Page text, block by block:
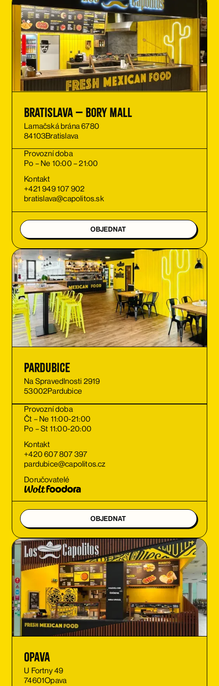
Bratislava – Bory Mall
Lamačská brána 6780
84103Bratislava
Provozní doba
Po – Ne 10:00 – 21:00
Kontakt
+421 949 107 902
bratislava@capolitos.sk
OBJEDNAT
Pardubice
Na Spravedlnosti 2919
53002Pardubice
Provozní doba
Čt – Ne 11:00-21:00
Po – St 11:00-20:00
Kontakt
+420 607 807 397
pardubice@capolitos.cz
Doručovatelé
OBJEDNAT
Opava
U Fortny 49
74601Opava